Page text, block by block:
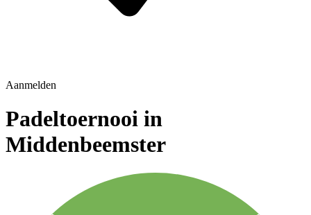
Aanmelden
Padeltoernooi in
Middenbeemster